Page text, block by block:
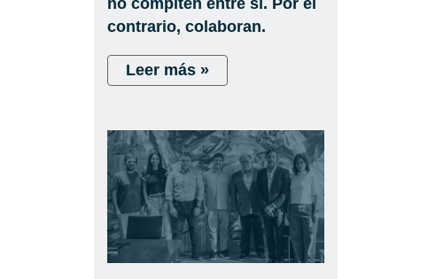
no compiten entre sí. Por el
contrario, colaboran.
Leer más »